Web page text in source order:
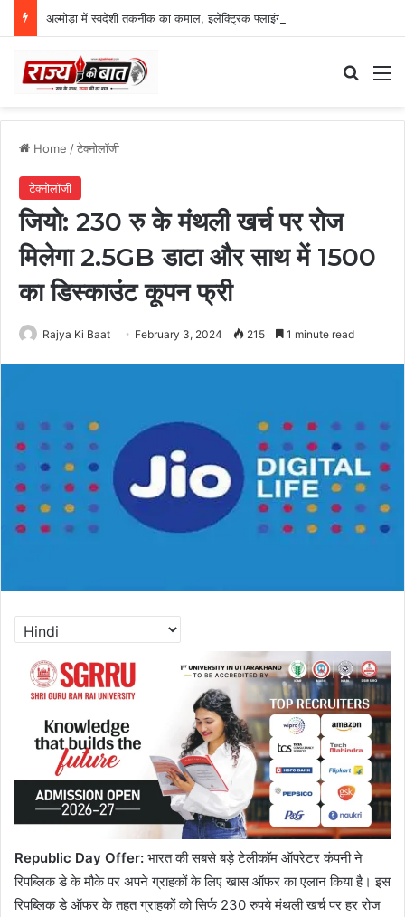
Home /टेक्नोलॉजी
टेक्नोलॉजी
जियो: 230 रु के मंथली खर्च पर रोज
मिलेगा 2.5GB डाटा और साथ में 1500
का डिस्‍काउंट कूपन फ्री
Rajya Ki Baat February 3, 2024 215 1 minute read
Republic Day Offer: भारत की सबसे बड़े टेलीकॉम ऑपरेटर कंपनी ने
रिपब्लिक डे के मौके पर अपने ग्राहकों के लिए खास ऑफर का एलान किया है। इस
रिपब्लिक डे ऑफर के तहत ग्राहकों को सिर्फ 230 रुपये मंथली खर्च पर हर रोज